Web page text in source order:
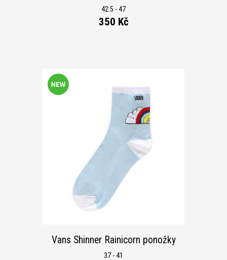
42.5 - 47
350 Kč
Vans Shinner Rainicorn ponožky
37 - 41